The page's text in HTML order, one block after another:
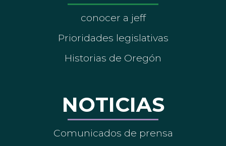
conocer a jeff
Prioridades legislativas
Historias de Oregón
NOTICIAS
Comunicados de prensa